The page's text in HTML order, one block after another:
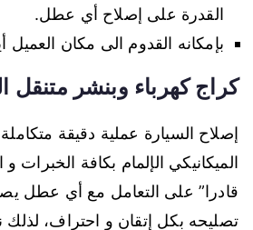
القدرة على إصلاح أي عطل.
بإمكانه القدوم الى مكان العميل
كراج كهرباء وبنشر متنقل
إصلاح السيارة عملية دقيقة
الميكانيكي الإلمام بكافة الخبرات
قادرا” على التعامل مع أي عطل
تصليحه بكل إتقان و احتراف،